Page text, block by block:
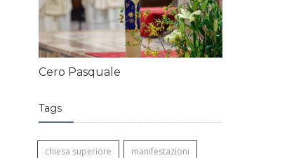
Cero Pasquale
Tags
chiesa superiore manifestazioni